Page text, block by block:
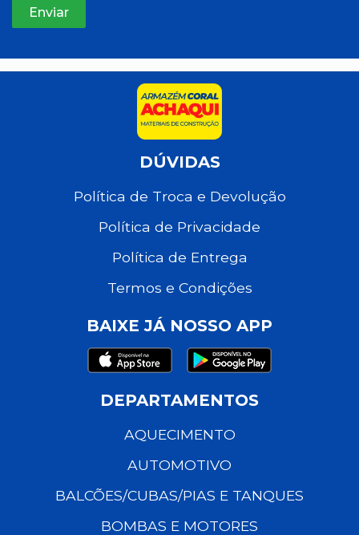
DÚVIDAS
Política de Troca e Devolução
Política de Privacidade
Política de Entrega
Termos e Condições
BAIXE JÁ NOSSO APP
DEPARTAMENTOS
AQUECIMENTO
AUTOMOTIVO
BALCÕES/CUBAS/PIAS E TANQUES
BOMBAS E MOTORES